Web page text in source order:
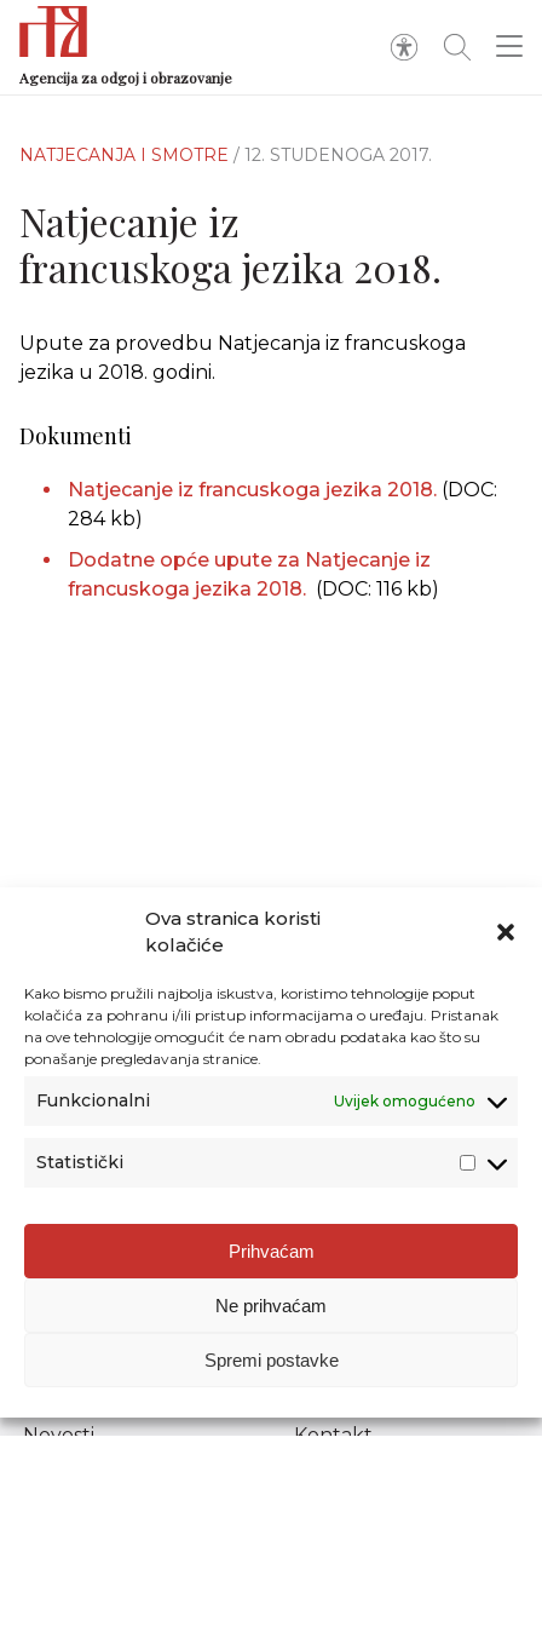
Ova stranica koristi
kolačiće
Kako bismo pružili najbolja iskustva, koristimo tehnologije poput
kolačića za pohranu i/ili pristup informacijama o uređaju. Pristanak
na ove tehnologije omogućit će nam obradu podataka kao što su
ponašanje pregledavanja stranice.
Funkcionalni Uvijek omogućeno
Statistički
Prihvaćam
Ne prihvaćam
Spremi postavke
Agencija za odgoj i obrazovanje
NATJECANJA I SMOTRE / 12. STUDENOGA 2017.
Natjecanje iz
francuskoga jezika 2018.
Upute za provedbu Natjecanja iz francuskoga
jezika u 2018. godini.
Dokumenti
Natjecanje iz francuskoga jezika 2018. (DOC:
284 kb)
Dodatne opće upute za Natjecanje iz
francuskoga jezika 2018. (DOC: 116 kb)
Agencija za odgoj i obrazovanje
Donje Svetice 38, 10000 Zagreb
1778129
Prenošenje sadržaja dopušteno je uz navođenje izvora.
Novosti
Kontakt